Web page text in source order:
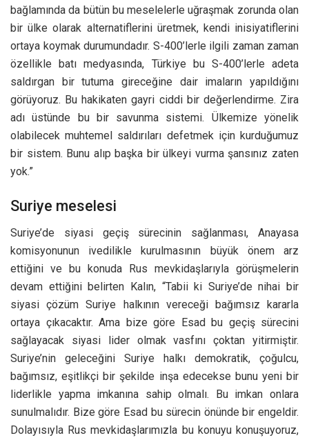
bağlamında da bütün bu meselelerle uğraşmak zorunda olan
bir ülke olarak alternatiflerini üretmek, kendi inisiyatiflerini
ortaya koymak durumundadır. S-400’lerle ilgili zaman zaman
özellikle batı medyasında, Türkiye bu S-400’lerle adeta
saldırgan bir tutuma gireceğine dair imaların yapıldığını
görüyoruz. Bu hakikaten gayri ciddi bir değerlendirme. Zira
adı üstünde bu bir savunma sistemi. Ülkemize yönelik
olabilecek muhtemel saldırıları defetmek için kurduğumuz
bir sistem. Bunu alıp başka bir ülkeyi vurma şansınız zaten
yok.”
Suriye meselesi
Suriye’de siyasi geçiş sürecinin sağlanması, Anayasa
komisyonunun ivedilikle kurulmasının büyük önem arz
ettiğini ve bu konuda Rus mevkidaşlarıyla görüşmelerin
devam ettiğini belirten Kalın, “Tabii ki Suriye’de nihai bir
siyasi çözüm Suriye halkının vereceği bağımsız kararla
ortaya çıkacaktır. Ama bize göre Esad bu geçiş sürecini
sağlayacak siyasi lider olmak vasfını çoktan yitirmiştir.
Suriye’nin geleceğini Suriye halkı demokratik, çoğulcu,
bağımsız, eşitlikçi bir şekilde inşa edecekse bunu yeni bir
liderlikle yapma imkanına sahip olmalı. Bu imkan onlara
sunulmalıdır. Bize göre Esad bu sürecin önünde bir engeldir.
Dolayısıyla Rus mevkidaşlarımızla bu konuyu konuşuyoruz,